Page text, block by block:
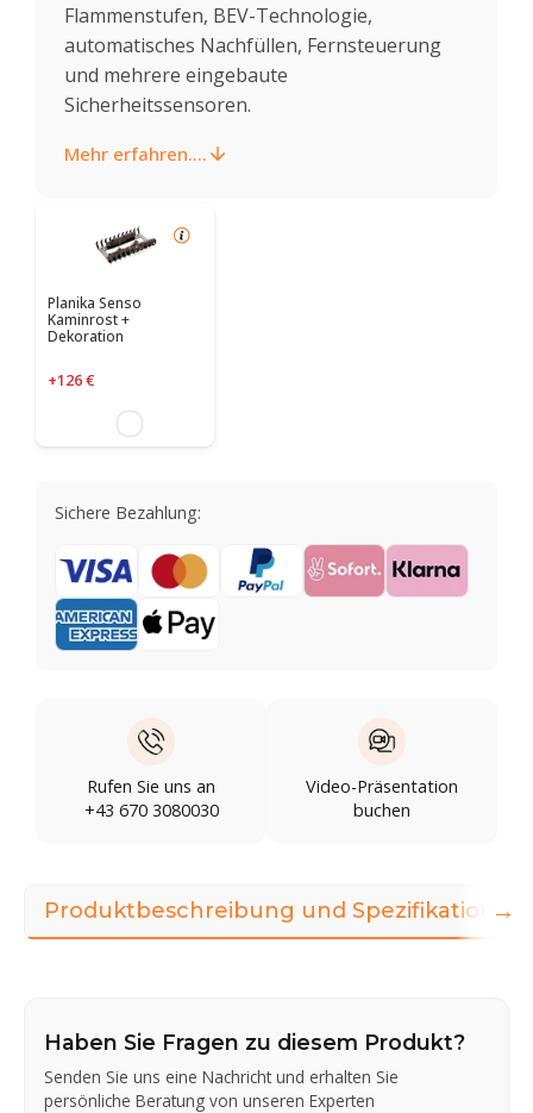
Flammenstufen, BEV-Technologie,
automatisches Nachfüllen, Fernsteuerung
und mehrere eingebaute
Sicherheitssensoren.
Mehr erfahren....
Planika Senso
Kaminrost +
Dekoration
+126 €
Sichere Bezahlung:
Rufen Sie uns an
+43 670 3080030
Video-Präsentation
buchen
Produktbeschreibung und Spezifikationen
Haben Sie Fragen zu diesem Produkt?
Senden Sie uns eine Nachricht und erhalten Sie
persönliche Beratung von unseren Experten
→